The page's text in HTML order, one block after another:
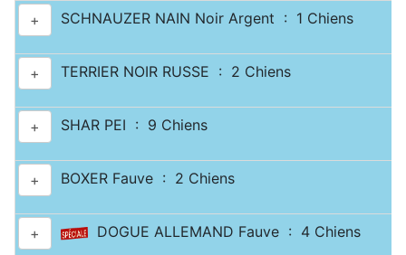
+ SCHNAUZER NAIN Noir Argent : 1 Chiens
+ TERRIER NOIR RUSSE : 2 Chiens
+ SHAR PEI : 9 Chiens
+ BOXER Fauve : 2 Chiens
+ DOGUE ALLEMAND Fauve : 4 Chiens